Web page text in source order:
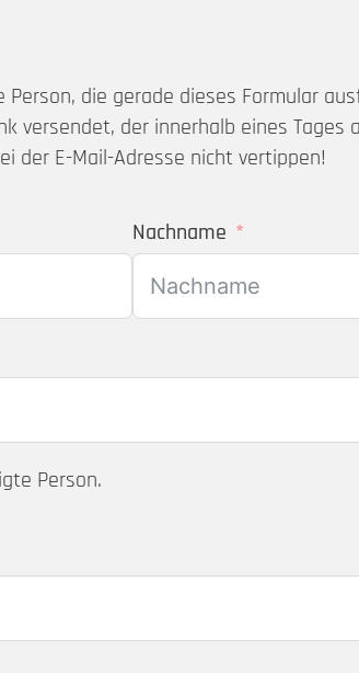
die gerade dieses Formular
versendet, der innerhalb eines
der E-Mail-Adresse nicht vertippen!
Nachname
Person.